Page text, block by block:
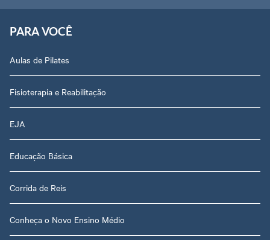
PARA VOCÊ
Aulas de Pilates
Fisioterapia e Reabilitação
EJA
Educação Básica
Corrida de Reis
Conheça o Novo Ensino Médio